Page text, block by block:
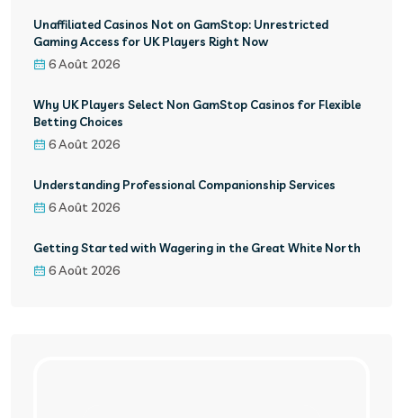
Unaffiliated Casinos Not on GamStop: Unrestricted
Gaming Access for UK Players Right Now
6 Août 2026
Why UK Players Select Non GamStop Casinos for Flexible
Betting Choices
6 Août 2026
Understanding Professional Companionship Services
6 Août 2026
Getting Started with Wagering in the Great White North
6 Août 2026